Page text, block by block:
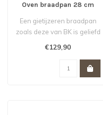
Oven braadpan 28 cm
Een gietijzeren braadpan
zoals deze van BK is geliefd
bij koks over de hele were..
€129,90